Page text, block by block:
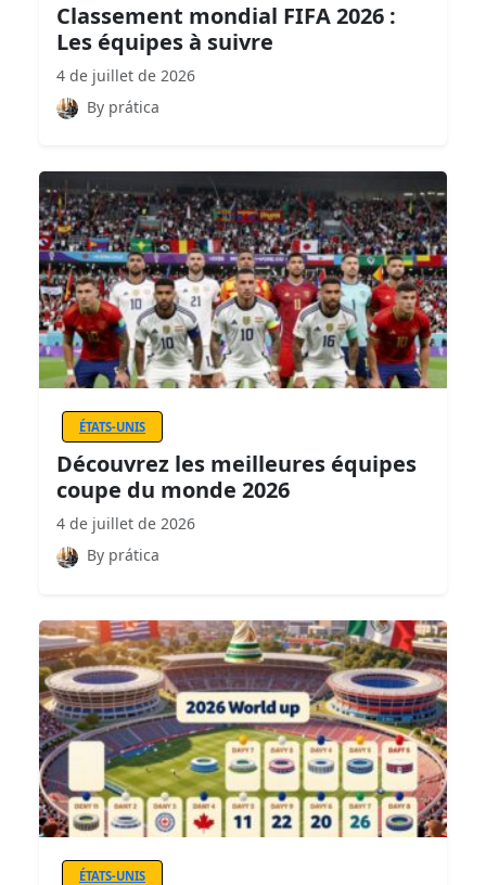
Classement mondial FIFA 2026 :
Les équipes à suivre
4 de juillet de 2026
By prática
ÉTATS-UNIS
Découvrez les meilleures équipes
coupe du monde 2026
4 de juillet de 2026
By prática
ÉTATS-UNIS